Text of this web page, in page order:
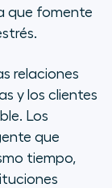
virtual
que fomente
relaciones
y los clientes
Los
que
tiempo,